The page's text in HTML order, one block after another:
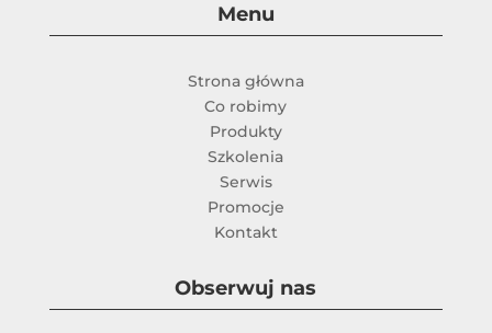
Menu
Strona główna
Co robimy
Produkty
Szkolenia
Serwis
Promocje
Kontakt
Obserwuj nas